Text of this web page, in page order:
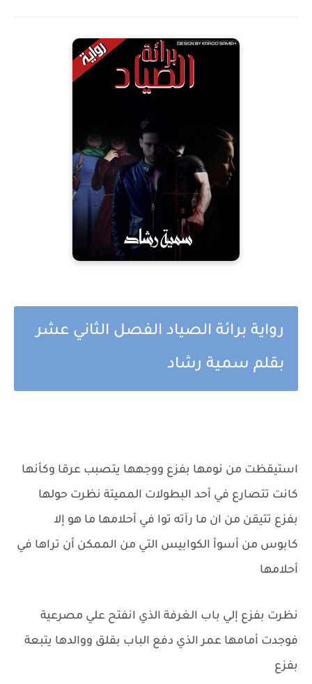
رواية برائة الصياد الفصل الثاني عشر
بقلم سمية رشاد
استيقظت من نومها بفزع ووجهها يتصبب عرقا وكأنها
كانت تتصارع في أحد البطولات المميتة نظرت حولها
بفزع تتيقن من ان ما رآته توا في أحلامها ما هو إلا
كابوس من أسوأ الكوابيس التي من الممكن أن تراها في
أحلامها
نظرت بفزع إلي باب الغرفة الذي انفتح علي مصرعية
فوجدت أمامها عمر الذي دفع الباب بقلق ووالدها يتبعة
بفزع